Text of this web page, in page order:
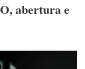
abertura e